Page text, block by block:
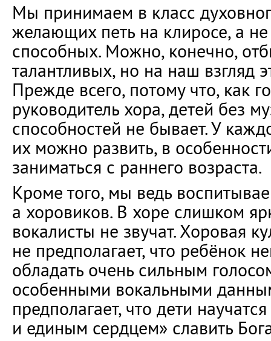
Мы принимаем в класс
желающих петь на клиросе, а
способных. Можно, конечно,
талантливых, но на наш взгляд
Прежде всего, потому что, как
руководитель хора, детей без
способностей не бывает. У
их можно развить, в
заниматься с раннего возраста.
Кроме того, мы ведь
а хоровиков. В хоре слишком
вокалисты не звучат. Хоровая
не предполагает, что ребёнок
обладать очень сильным
особенными вокальными
предполагает, что дети
и единым сердцем» славить